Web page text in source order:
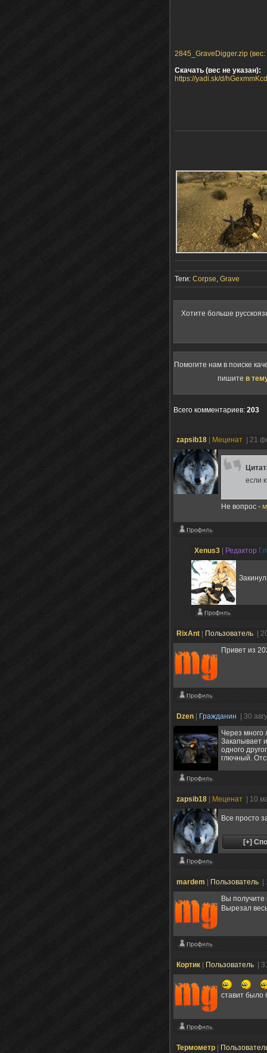
2845_GraveDigger.zip (вес:
Скачать (вес не указан):
https://yadi.sk/d/
Теги: Corpse, Grave
Хотите больше
Помогите нам в поиске
пишите в
Всего комментариев: 203
zapsib18 Меценат | 21
если
Не вопрос -
Xenus3 Редактор
RixAnt Пользователь
|
Привет из
Dzen Гражданин
| 30
Через много
Закапывает
одного
глючный.
zapsib18 Меценат | 10
Все просто
mardem Пользователь
Вы получите
Вырезал
Кортик Пользователь |
ставит
Термометр